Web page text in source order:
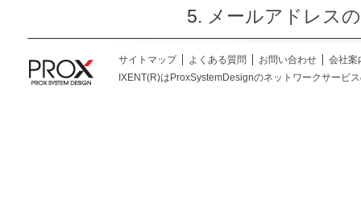
メールアドレス
サイトマップ よくある質問 お問い合わせ
会社案
IXENT(R)はProxSystemDesignのネットワークサービ